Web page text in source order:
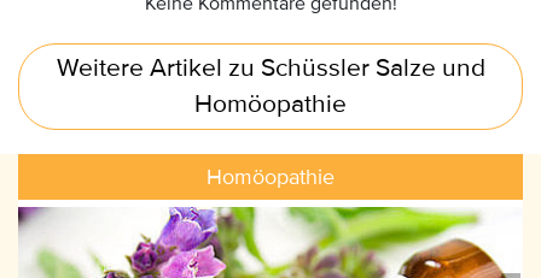
Weitere Artikel zu Schüssler Salze und
Homöopathie
Homöopathie